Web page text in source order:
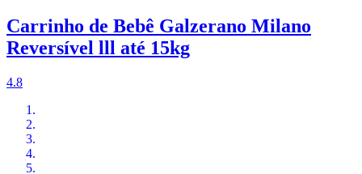
Carrinho de Bebê Galzerano Milano
Reversível lll até 15kg
4.8